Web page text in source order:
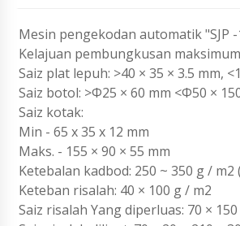
Mesin pengekodan automatik "SJP
Kelajuan pembungkusan
Saiz plat lepuh: >40 × 35 × 3.5 mm,
Saiz botol: >Φ25 × 60 mm <Φ50 ×
Saiz kotak:
Min - 65 x 35 x 12 mm
Maks. - 155 × 90 × 55 mm
Ketebalan kadbod: 250 ~ 350 g /
Keteban risalah: 40 × 100 g / m2
Saiz risalah Yang diperluas: 70 ×